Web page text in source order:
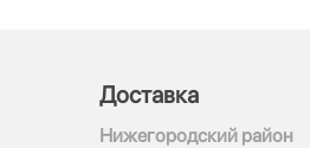
Доставка
Нижегородский район